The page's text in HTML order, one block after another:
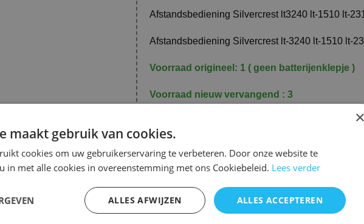
Afstandsbediening Silvercrest lt3240 lt-1510 lt-
Afstandsbediening Silvercrest lt-3240 lt-1510 lt-
Voorraad origineel: 1 ( geen batterijenklepje )
Voorraad nieuw vervangend : 3
De vervangende is een kopie van de originele
maar een ander uiterlijk en is speciaal voor dit
alleen op dit merk en model. ( zie foto 2 )
U hoeft de afstandsbediening NIET te
Het werkt direct
g.qxx61.zk
×
maakt gebruik van cookies.
cookies om uw gebruikerservaring te verbeteren. Door onze website te
in met alle cookies in overeenstemming met ons Cookiebeleid. Lees verder
ALLES ACCEPTEREN
ALLES AFWIJZEN